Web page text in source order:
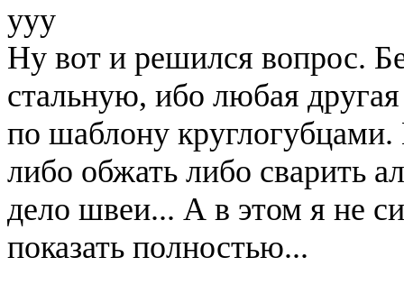
yyy
Ну вот и решился вопрос.
стальную, ибо любая
по шаблону
либо обжать либо сварить
дело швеи... А в этом я не
показать полностью...